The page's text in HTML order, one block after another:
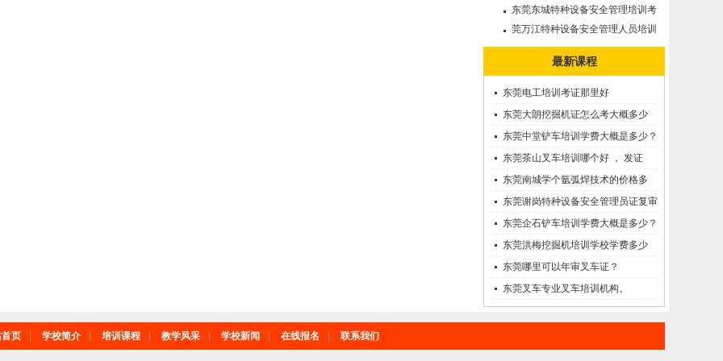
审需要多久?
东莞东城特种设备安全管理培训考
证哪里考？
莞万江特种设备安全管理人员培训
考证--A证
最新课程
东莞电工培训考证那里好
东莞大朗挖掘机证怎么考大概多少
钱?在哪里报名？
东莞中堂铲车培训学费大概是多少？
东莞茶山叉车培训哪个好 ， 发证
快！
东莞南城学个氩弧焊技术的价格多
少？
东莞谢岗特种设备安全管理员证复审
需要多久?
东莞企石铲车培训学费大概是多少？
东莞洪梅挖掘机培训学校学费多少
钱?
东莞哪里可以年审叉车证？
东莞叉车专业叉车培训机构。
页 学校简介 培训课程 教学风采 学校新闻 在线报名 联系我们